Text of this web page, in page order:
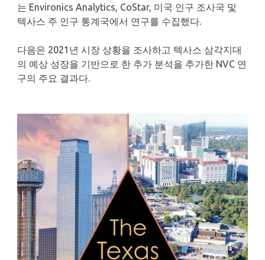
는 Environics Analytics, CoStar, 미국 인구 조사국 및
텍사스 주 인구 통계국에서 연구를 수집했다.
다음은 2021년 시장 상황을 조사하고 텍사스 삼각지대
의 예상 성장을 기반으로 한 추가 분석을 추가한 NVC 연
구의 주요 결과다.